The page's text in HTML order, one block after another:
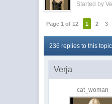
Started by
Page 1 of 12 1 2 3
236 replies to this topic
Verja
cat_woman